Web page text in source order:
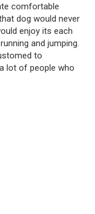
comfortable
dog would never
enjoy its each
and jumping.
to
lot of people who